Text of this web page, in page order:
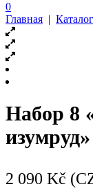
0
Главная | Каталог
Набор 8
изумруд»
2 090 Kč